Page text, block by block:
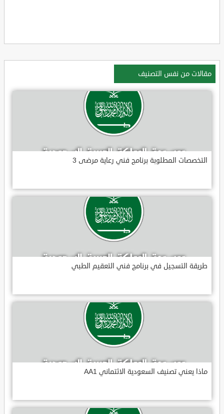
مقالات من نفس التصنيف
التخصصات المطلوبة برنامج فني رعاية مرضى 3
طريقة التسجيل في برنامج فني التعقيم الطبي
ماذا يعني تصنيف السعودية الائتماني AA1